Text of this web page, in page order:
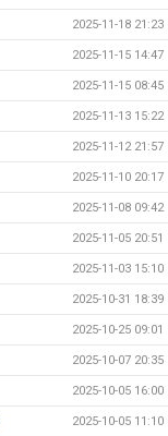
2025-11-18 21:23
2025-11-15 14:47
2025-11-15 08:45
2025-11-13 15:22
2025-11-12 21:57
2025-11-10 20:17
2025-11-08 09:42
2025-11-05 20:51
2025-11-03 15:10
2025-10-31 18:39
2025-10-25 09:01
2025-10-07 20:35
2025-10-05 16:00
2025-10-05 11:10